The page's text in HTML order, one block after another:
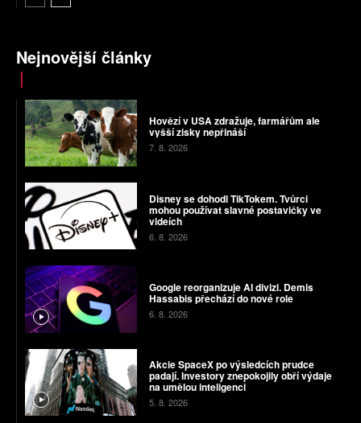
Nejnovější články
Hovězí v USA zdražuje, farmářům ale
vyšší zisky nepřináší
7. 8. 2026
Disney se dohodl TikTokem. Tvůrci
mohou používat slavné postavičky ve
videích
6. 8. 2026
Google reorganizuje AI divizi. Demis
Hassabis přechází do nové role
6. 8. 2026
Akcie SpaceX po výsledcích prudce
padají. Investory znepokojily obří výdaje
na umělou inteligenci
5. 8. 2026